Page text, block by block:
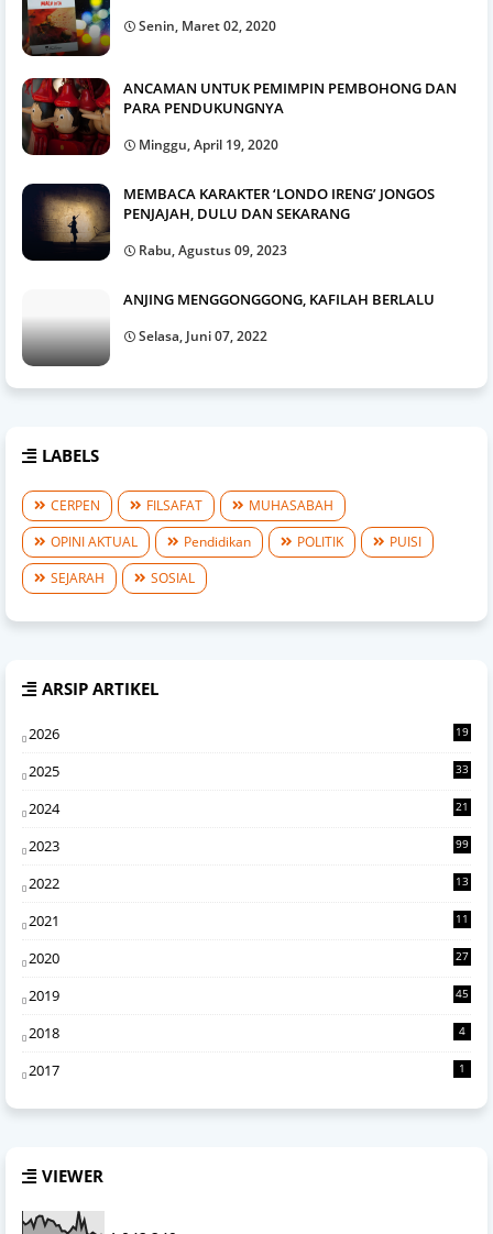
Senin, Maret 02, 2020
ANCAMAN UNTUK PEMIMPIN PEMBOHONG DAN
PARA PENDUKUNGNYA
Minggu, April 19, 2020
MEMBACA KARAKTER ‘LONDO IRENG’ JONGOS
PENJAJAH, DULU DAN SEKARANG
Rabu, Agustus 09, 2023
ANJING MENGGONGGONG, KAFILAH BERLALU
Selasa, Juni 07, 2022
LABELS
CERPEN FILSAFAT
MUHASABAH
OPINI AKTUAL
Pendidikan POLITIK
PUISI
SEJARAH
SOSIAL
ARSIP ARTIKEL
2026
19
2025
33
2024
21
2023 99
2022
13
2021
11
2020
27
2019 45
2018 4
2017 1
VIEWER